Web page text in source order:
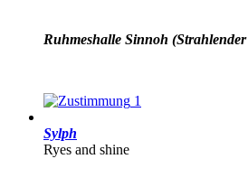
Ruhmeshalle Sinnoh
1
Sylph
Ryes and shine